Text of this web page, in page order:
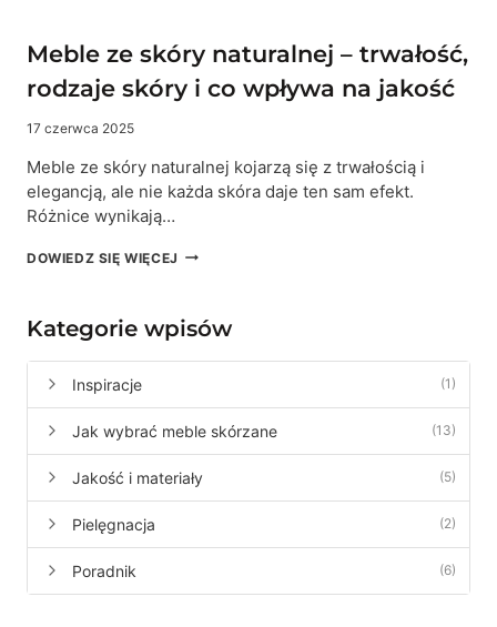
Meble ze skóry naturalnej – trwałość,
rodzaje skóry i co wpływa na jakość
17 czerwca 2025
Meble ze skóry naturalnej kojarzą się z trwałością i
elegancją, ale nie każda skóra daje ten sam efekt.
Różnice wynikają…
DOWIEDZ SIĘ WIĘCEJ MEBLE
–
I
CO
WPŁYWA
NA
Kategorie wpisów
Inspiracje (1)
Jak wybrać meble skórzane (13)
Jakość i materiały (5)
Pielęgnacja (2)
Poradnik (6)